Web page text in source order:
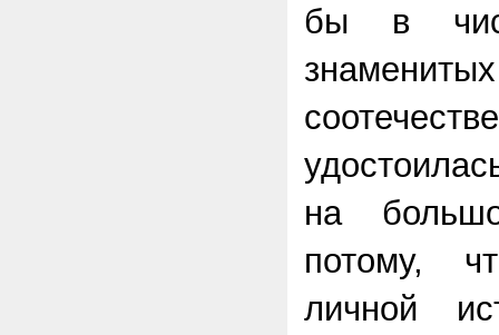
бы в
знаменитых
на
потому,
личной